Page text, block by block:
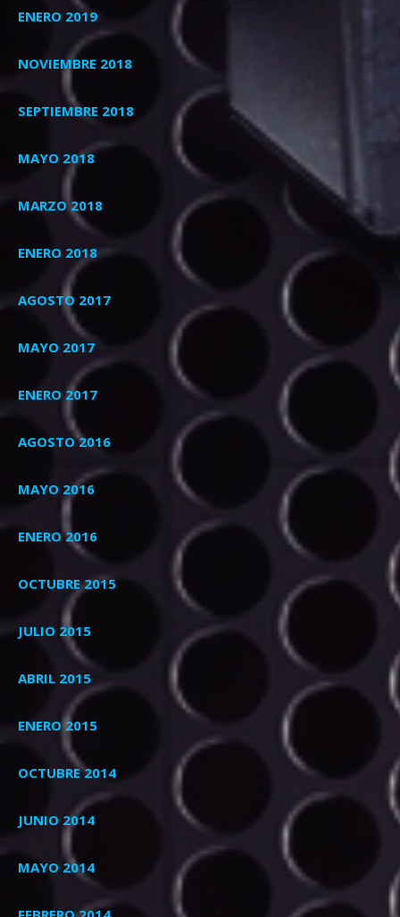
ENERO 2019
NOVIEMBRE 2018
SEPTIEMBRE 2018
MAYO 2018
MARZO 2018
ENERO 2018
AGOSTO 2017
MAYO 2017
ENERO 2017
AGOSTO 2016
MAYO 2016
ENERO 2016
OCTUBRE 2015
JULIO 2015
ABRIL 2015
ENERO 2015
OCTUBRE 2014
JUNIO 2014
MAYO 2014